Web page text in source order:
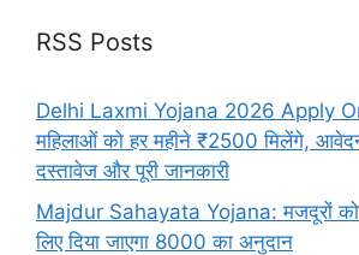
RSS Posts
Delhi Laxmi Yojana 2026 Apply
महिलाओं को हर महीने ₹2500 मिलेंगे,
दस्तावेज और पूरी जानकारी
Majdur Sahayata Yojana: मजदूरों
लिए दिया जाएगा 8000 का अनुदान